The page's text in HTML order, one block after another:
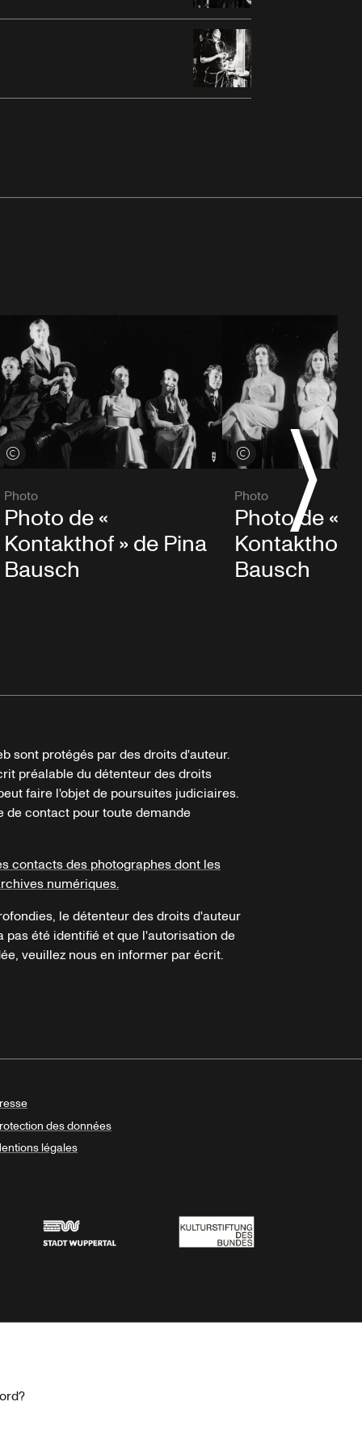
Voir les crédits
Photo
Photo de «
Kontakthof » de Pina
Bausch
Voir les crédits
Photo
Photo de «
Kontakthof
Bausch
sont protégés par des droits d'auteur.
préalable du détenteur des droits
faire l'objet de poursuites judiciaires.
de contact pour toute demande
contacts des photographes dont les
numériques.
le détenteur des droits d'auteur
été identifié et que l'autorisation de
veuillez nous en informer par écrit.
des données
légales